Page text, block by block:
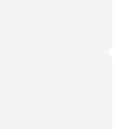
том месте, в
и не
то не
не